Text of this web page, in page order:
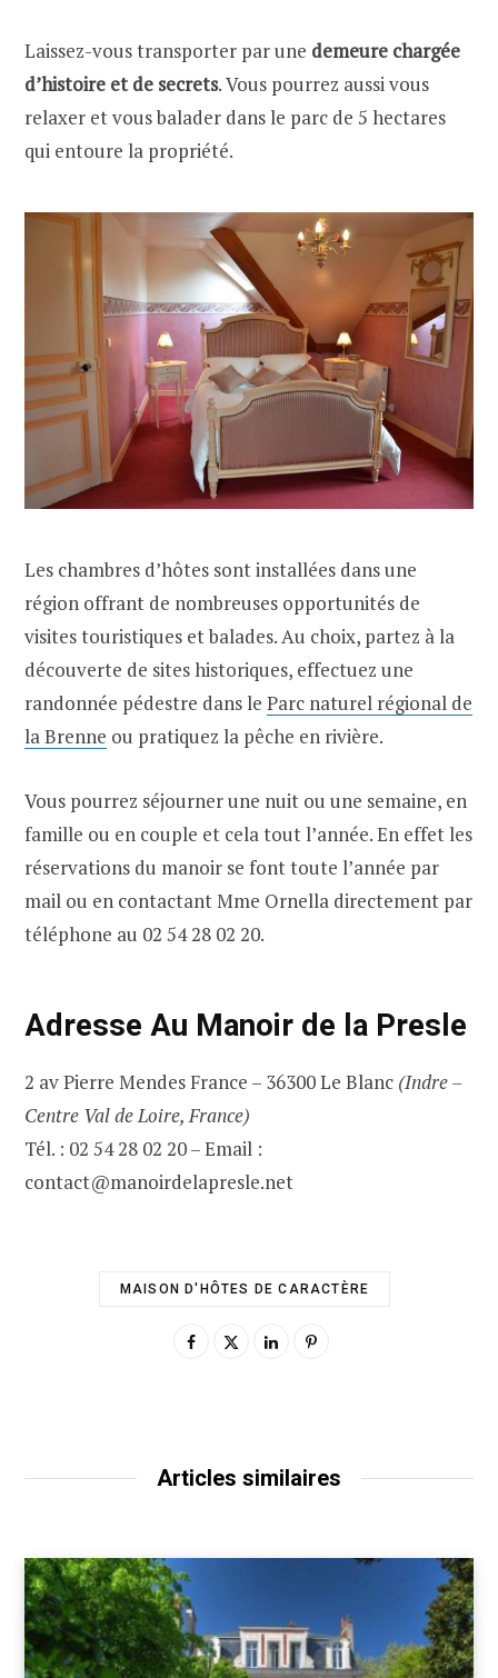
Laissez-vous transporter par une demeure chargée
d’histoire et de secrets. Vous pourrez aussi vous
relaxer et vous balader dans le parc de 5 hectares
qui entoure la propriété.
Les chambres d’hôtes sont installées dans une
région offrant de nombreuses opportunités de
visites touristiques et balades. Au choix, partez à la
découverte de sites historiques, effectuez une
randonnée pédestre dans le Parc naturel régional de
la Brenne ou pratiquez la pêche en rivière.
Vous pourrez séjourner une nuit ou une semaine, en
famille ou en couple et cela tout l’année. En effet les
réservations du manoir se font toute l’année par
mail ou en contactant Mme Ornella directement par
téléphone au 02 54 28 02 20.
Adresse Au Manoir de la Presle
2 av Pierre Mendes France – 36300 Le Blanc (Indre –
Centre Val de Loire, France)
Tél. : 02 54 28 02 20 – Email :
contact@manoirdelapresle.net
MAISON D'HÔTES DE CARACTÈRE
Articles similaires